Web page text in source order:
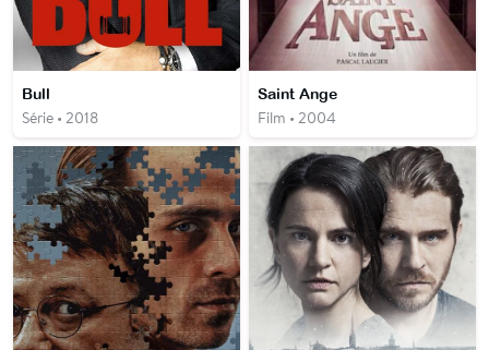
Bull
Série • 2018
Saint Ange
Film • 2004